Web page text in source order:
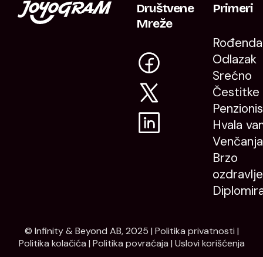
Društvene
Mreže
Primeri
Odlazak
Srećno
Čestitke
Hvala
Venčanja
Brzo
© Infinity & Beyond AB, 2025 | Politika privatnosti |
Politika kolačića | Politika povraćaja | Uslovi korišćenja